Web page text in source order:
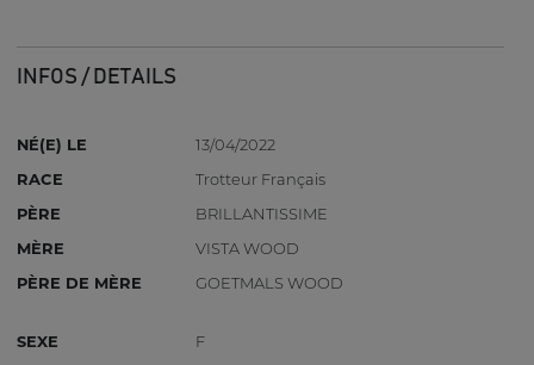
INFOS / DETAILS
NÉ(E) LE
13/04/2022
RACE
Trotteur Français
PÈRE
BRILLANTISSIME
MÈRE
VISTA WOOD
PÈRE DE MÈRE
GOETMALS WOOD
SEXE
F